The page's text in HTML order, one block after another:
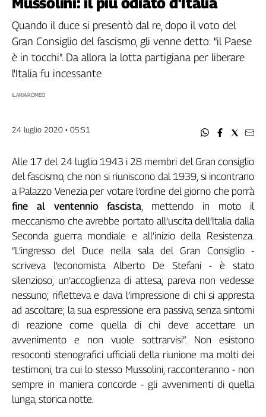
Filcams
Filctem
Fillea
Filt
Fiom
Flai
Fp
Slc
Spi
Inca
Caaf
Speciali
G8
di
Genova,
il
della
ragione
120
anni
Cgil
Collettiva
Academy
Quando il duce si presentò dal re, dopo il voto del
Gran Consiglio del fascismo, gli venne detto: "il Paese
è in tocchi". Da allora la lotta partigiana per liberare
l'Italia fu incessante
ILARIA ROMEO
24 luglio 2020 • 05:51
Alle 17 del 24 luglio 1943 i 28 membri del Gran consiglio
del fascismo, che non si riuniscono dal 1939, si incontrano
a Palazzo Venezia per votare l’ordine del giorno che porrà
fine al ventennio fascista, mettendo in moto il
meccanismo che avrebbe portato all’uscita dell’Italia dalla
Seconda guerra mondiale e all’inizio della Resistenza.
“L’ingresso del Duce nella sala del Gran Consiglio -
scriveva l’economista Alberto De Stefani - è stato
silenzioso; un’accoglienza di attesa; pareva non vedesse
nessuno; rifletteva e dava l’impressione di chi si appresta
ad ascoltare; la sua espressione era passiva, senza sintomi
di reazione come quella di chi deve accettare un
avvenimento e non vuole sottrarvisi”. Non esistono
resoconti stenografici ufficiali della riunione ma molti dei
testimoni, tra cui lo stesso Mussolini, racconteranno - non
sempre in maniera concorde - gli avvenimenti di quella
lunga, storica notte.